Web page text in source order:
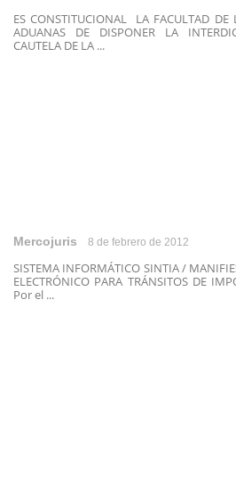
ES CONSTITUCIONAL LA FACULTAD DE
ADUANAS DE DISPONER LA
CAUTELA DE LA ...
Mercojuris 8 de febrero de 2012
SISTEMA INFORMÁTICO SINTIA /
ELECTRÓNICO PARA TRÁNSITOS DE
Por el ...